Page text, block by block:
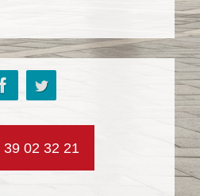
39 02 32 21